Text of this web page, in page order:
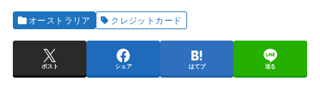
オーストラリア クレジットカード
ポスト シェア はてブ 送る